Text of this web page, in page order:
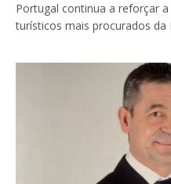
Portugal continua a reforçar
turísticos mais procurados da